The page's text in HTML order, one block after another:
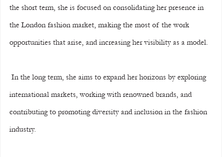
the short term, she is focused on consolidating her presence in
the London fashion market, making the most of the work
opportunities that arise, and increasing her visibility as a model.
international markets, working with renowned brands, and
contributing to promoting diversity and inclusion in the fashion
industry.